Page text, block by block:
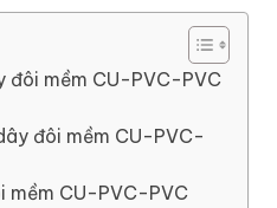
đôi mềm CU-PVC-PVC
đôi mềm CU-PVC-
mềm CU-PVC-PVC